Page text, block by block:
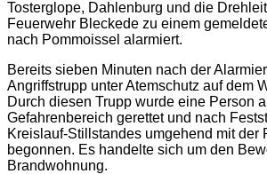
Tosterglope, Dahlenburg und die
Feuerwehr Bleckede zu einem
nach Pommoissel alarmiert.
Bereits sieben Minuten nach der
Angriffstrupp unter Atemschutz auf dem
Durch diesen Trupp wurde eine Person
Gefahrenbereich gerettet und nach
Kreislauf-Stillstandes umgehend mit der
begonnen. Es handelte sich um den
Brandwohnung.